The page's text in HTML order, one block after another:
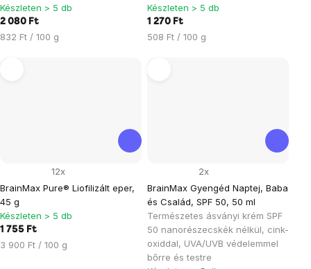
Készleten > 5 db
2 080 Ft
Egységár:
832 Ft / 100 g
Készleten > 5 db
1 270 Ft
Egységár:
508 Ft / 100 g
BrainMax Pure® Liofilizált eper,
45 g
12x
Készleten > 5 db
1 755 Ft
Egységár:
3 900 Ft / 100 g
BrainMax Gyengéd Naptej, Baba
és Család, SPF 50, 50 ml
Természetes ásványi krém SPF
50 nanorészecskék nélkül, cink-
oxiddal, UVA/UVB védelemmel
bőrre és testre
2x